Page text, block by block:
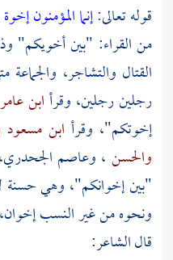
قوله تعالى:إنما المؤمنون إخوة
من القراء: "بين أخويكم"
القتال والتشاجر،
رجلين رجلين، وقرأابن عامر
إخوتكم"، وقرأ ابن مسعود
والحسن ، وعاصم الجحدري،
"بين إخوانكم"، وهي حسنة
ونحوه من غير النسب
قال الشاعر: